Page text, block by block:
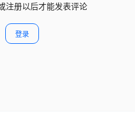
注册以后才能发表评论
登录